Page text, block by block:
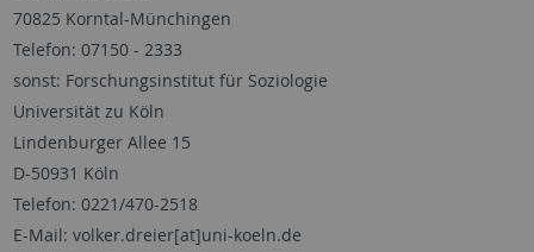
70825 Korntal-Münchingen
Telefon: 07150 - 2333
sonst: Forschungsinstitut für Soziologie
Universität zu Köln
Lindenburger Allee 15
D-50931 Köln
Telefon: 0221/470-2518
E-Mail: volker.dreier[at]uni-koeln.de